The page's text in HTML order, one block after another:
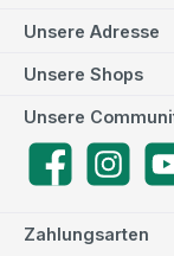
Zahlungsarten
Unsere Adresse
Unsere
FacebookInstagram
Unsere Shops